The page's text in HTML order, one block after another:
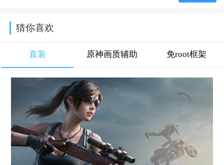
猜你喜欢
直装 原神画质辅助 免root框架